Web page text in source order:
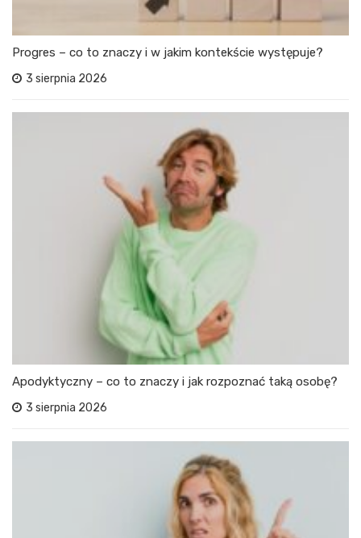
Progres – co to znaczy i w jakim kontekście występuje?
3 sierpnia 2026
Apodyktyczny – co to znaczy i jak rozpoznać taką osobę?
3 sierpnia 2026